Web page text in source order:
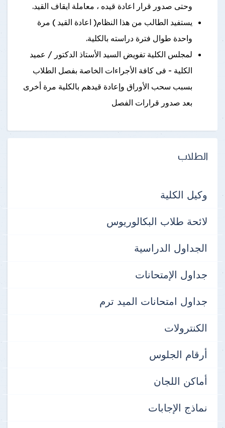
وحتى صدور قرار اعادة قيده ، معاملة ايقاف القيد.
يستفيد الطالب من هذا النظام( اعادة القيد ) مرة
واحدة طوال فترة دراسته بالكلية.
لمجلس الكلية تفويض السيد الأستاذ الدكتور / عميد
الكلية - فى كافة الأجراءات الخاصة بفصل الطلاب
بسبب سحب الأوراق وإعادة قيدهم بالكلية مرة أخرى
بعد صدور قرارات الفصل
الطلاب
وكيل الكلية
لائحة طلاب البكالوريوس
الجداول الدراسية
جداول الإمتحانات
جداول امتحانات الميد ترم
الكنترولات
أرقام الجلوس
أماكن اللجان
نماذج الإجابات